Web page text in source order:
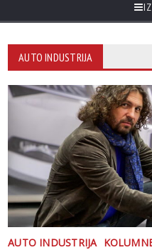
AUTO INDUSTRIJA
AUTO INDUSTRIJA